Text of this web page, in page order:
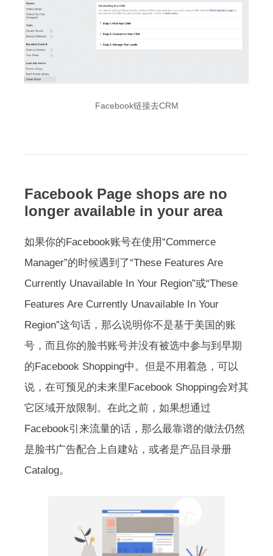
Facebook链接去CRM
Facebook Page shops are no
longer available in your area
如果你的Facebook账号在使用“Commerce
Manager”的时候遇到了“These Features Are
Currently Unavailable In Your Region”或“These
Features Are Currently Unavailable In Your
Region”这句话，那么说明你不是基于美国的账
号，而且你的脸书账号并没有被选中参与到早期
的Facebook Shopping中。但是不用着急，可以
说，在可预见的未来里Facebook Shopping会对其
它区域开放限制。在此之前，如果想通过
Facebook引来流量的话，那么最靠谱的做法仍然
是脸书广告配合上自建站，或者是产品目录册
Catalog。